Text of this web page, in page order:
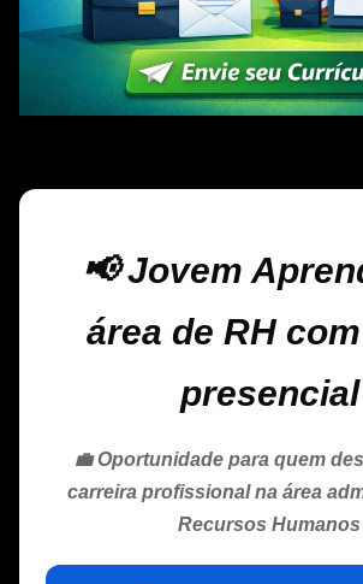
📢 Jovem
área de RH
presencial
💼 Oportunidade para quem
carreira profissional na área
Recursos Humanos